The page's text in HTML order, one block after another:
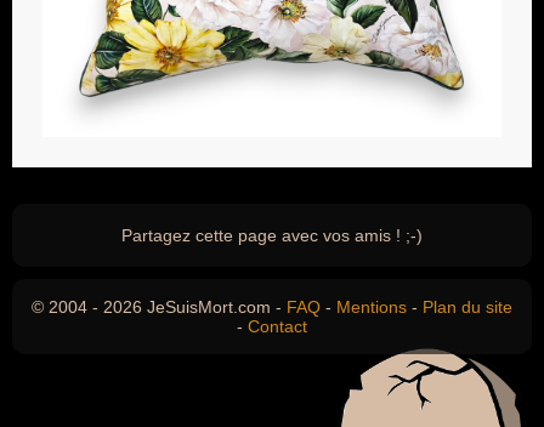
Partagez cette page avec vos amis ! ;-)
© 2004 - 2026 JeSuisMort.com - FAQ - Mentions - Plan du site
- Contact